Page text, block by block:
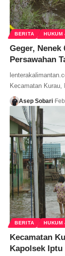
BERITA HUKUM
Geger, Nenek
Persawahan
Kecamatan Kurau,
Asep Sobari
BERITA HUKUM
Kecamatan
Kapolsek